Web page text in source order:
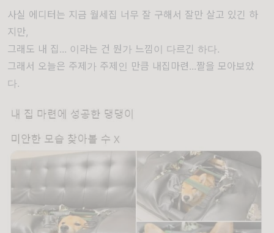
사실 에디터는 지금 월세집 너무 잘 구해서 잘만 살고 있긴 하
지만,
그래도 내 집... 이라는 건 뭔가 느낌이 다르긴 하다.
그래서 오늘은 주제가 주제인 만큼 내집마련...짤을 모아보았
다.